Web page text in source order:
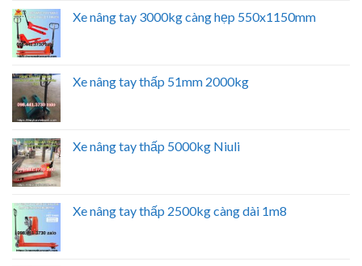
Xe nâng tay 3000kg càng hẹp 550x1150mm
Xe nâng tay thấp 51mm 2000kg
Xe nâng tay thấp 5000kg Niuli
Xe nâng tay thấp 2500kg càng dài 1m8